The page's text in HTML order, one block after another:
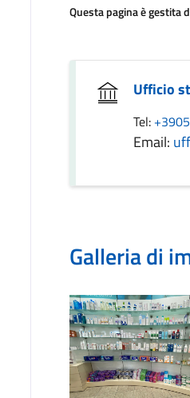
Questa pagina è gestita
Ufficio
Tel:
Email:
Galleria di